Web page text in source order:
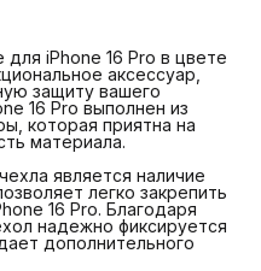
для iPhone 16 Pro в цвете
аксессуар,
защиту вашего
16 Pro выполнен из
которая приятна на
материала.
является наличие
легко закрепить
16 Pro. Благодаря
надежно фиксируется
дополнительного